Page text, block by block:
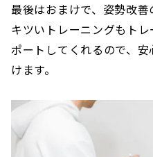
最後はおまけで、姿勢改善
キツいトレーニングもト
ポートしてくれるので、
けます。